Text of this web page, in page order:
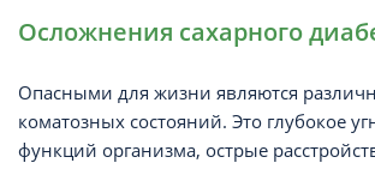
Осложнения сахарного
Опасными для жизни являются
коматозных состояний. Это глубокое
функций организма, острые